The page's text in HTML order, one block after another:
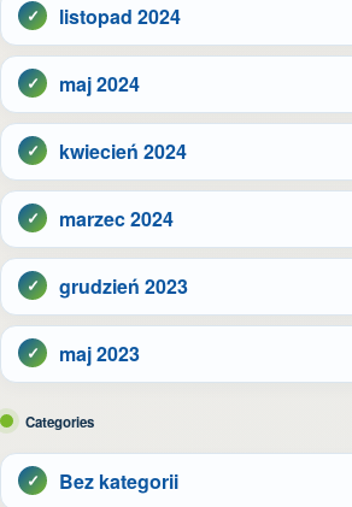
listopad 2024
maj 2024
kwiecień 2024
marzec 2024
grudzień 2023
maj 2023
Categories
Bez kategorii